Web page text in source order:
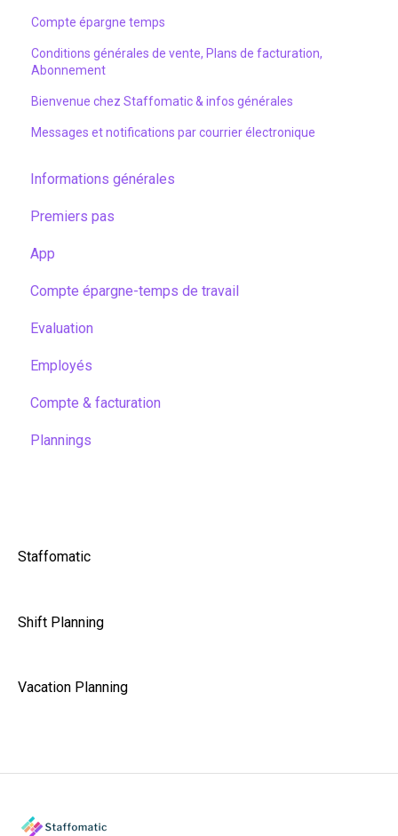
Compte épargne temps
Conditions générales de vente, Plans de facturation,
Abonnement
Bienvenue chez Staffomatic & infos générales
Messages et notifications par courrier électronique
Informations générales
Premiers pas
App
Compte épargne-temps de travail
Evaluation
Employés
Compte & facturation
Plannings
Staffomatic
Shift Planning
Vacation Planning